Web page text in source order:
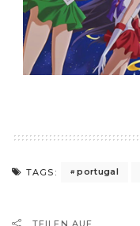
TAGS: portugal
TEILEN AUF